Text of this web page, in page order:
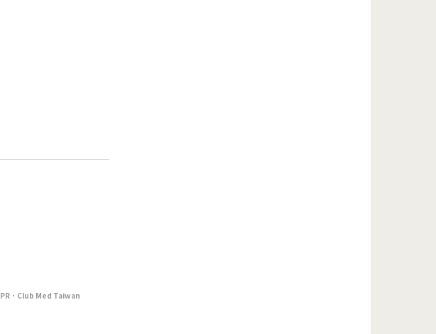
PR．Club Med Taiwan